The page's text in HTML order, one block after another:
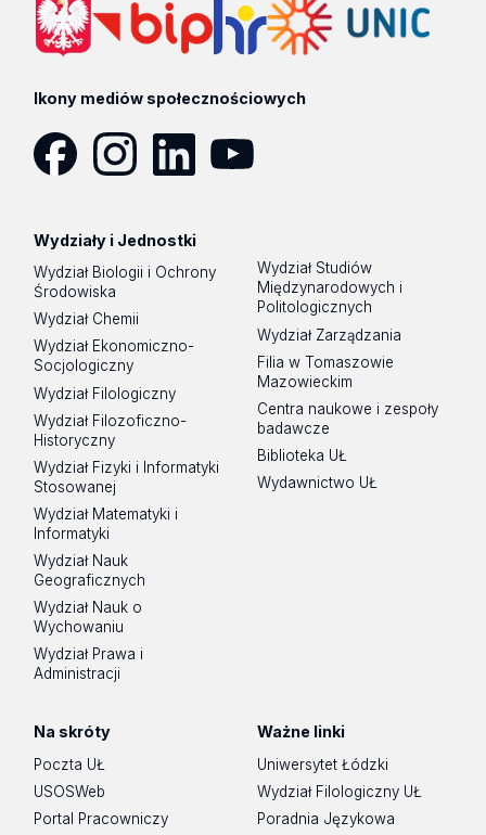
Ikony mediów społecznościowych
Wydziały i Jednostki
Wydział Biologii i Ochrony
Środowiska
Wydział Chemii
Wydział Ekonomiczno-
Socjologiczny
Wydział Filologiczny
Wydział Filozoficzno-
Historyczny
Wydział Fizyki i Informatyki
Stosowanej
Wydział Matematyki i
Informatyki
Wydział Nauk
Geograficznych
Wydział Nauk o
Wychowaniu
Wydział Prawa i
Administracji
Wydział Studiów
Międzynarodowych i
Politologicznych
Wydział Zarządzania
Filia w Tomaszowie
Mazowieckim
Centra naukowe i zespoły
badawcze
Biblioteka UŁ
Wydawnictwo UŁ
Na skróty
Poczta UŁ
USOSWeb
Portal Pracowniczy
Ważne linki
Uniwersytet Łódzki
Wydział Filologiczny UŁ
Poradnia Językowa